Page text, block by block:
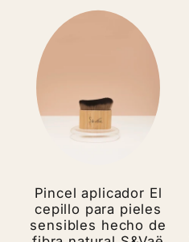
Pincel aplicador El
cepillo para pieles
sensibles hecho de